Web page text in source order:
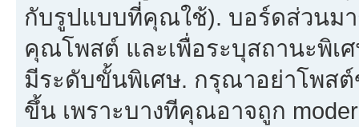
กับรูปแบบที่คุณใช้). บอร์ดส่วนม
คุณโพสต์ และเพื่อระบุสถานะพิเศ
มีระดับขั้นพิเศษ. กรุณาอย่าโพส
ขึ้น เพราะบางทีคุณอาจถูก